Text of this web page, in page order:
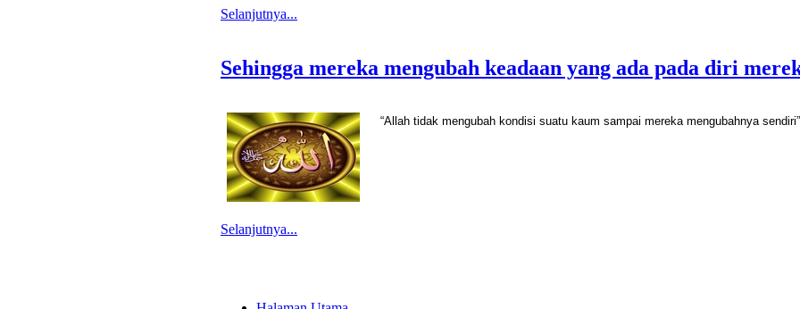
Selanjutnya...
Sehingga mereka mengubah keadaan yang ada pada diri
“Allah tidak mengubah kondisi suatu kaum sampai mereka mengubahnya
Selanjutnya...